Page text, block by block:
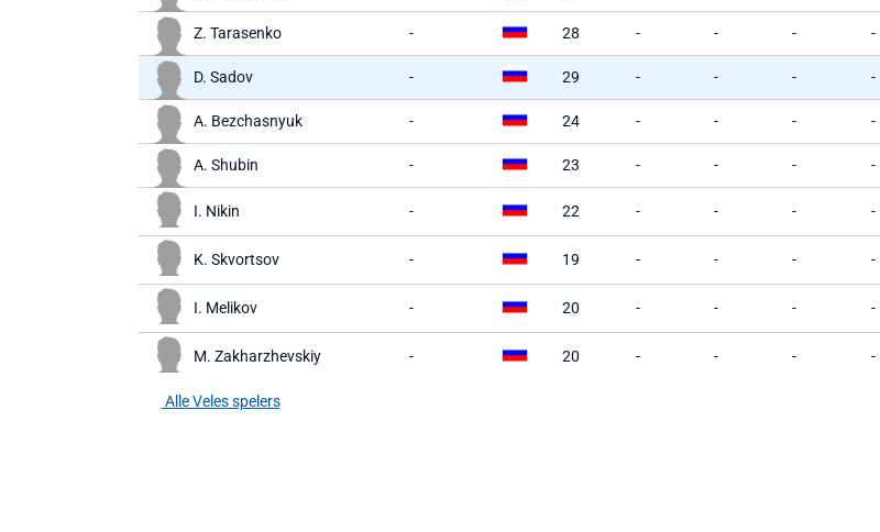
Z. Tarasenko - 28 - - - -
D. Sadov - 29 - - - -
A. Bezchasnyuk - 24 - - - -
A. Shubin - 23 - - - -
I. Nikin - 22 - - - -
K. Skvortsov - 19 - - - -
I. Melikov - 20 - - - -
M. Zakharzhevskiy - 20 - - - -
Alle Veles spelers